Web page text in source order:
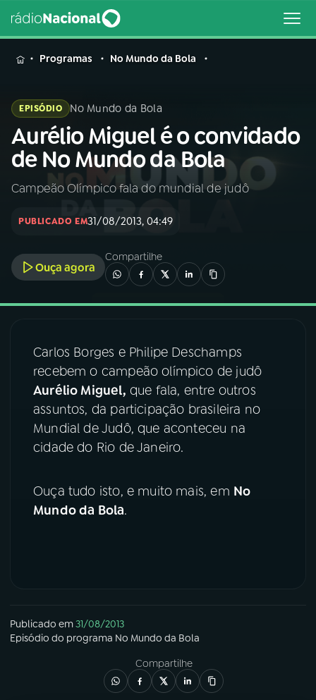
MENU
Buscar
na
Rádio
Nacional
Buscar
01INÍCIO
02A RÁDIO
03PROGRAMAÇÃO
04 PROGRAMAS
05PODCASTS
06VIDEOCASTS
ACOMPANHE A RÁDIO NACIONAL
Facebook
X
Programas No Mundo da Bola
EPISÓDIO No Mundo da Bola
Aurélio Miguel é o convidado
de No Mundo da Bola
Campeão Olímpico fala do mundial de judô
PUBLICADO EM31/08/2013, 04:49
Ouça agora
Compartilhe
Carlos Borges e Philipe Deschamps
recebem o campeão olímpico de judô
Aurélio Miguel, que fala, entre outros
assuntos, da participação brasileira no
Mundial de Judô, que aconteceu na
cidade do Rio de Janeiro.
Ouça tudo isto, e muito mais, em No
Mundo da Bola.
Publicado em31/08/2013
Episódio do programa No Mundo da Bola
Compartilhe